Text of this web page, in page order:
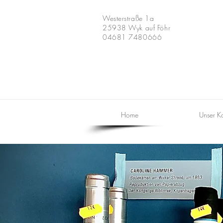
Westerstraße 1a
25938 Wyk auf Föhr
04681 7480666
Home Unser